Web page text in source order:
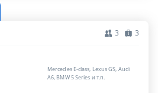
3 3
Mercedes E-class, Lexus GS, Audi
A6, BMW 5 Series и т.п.